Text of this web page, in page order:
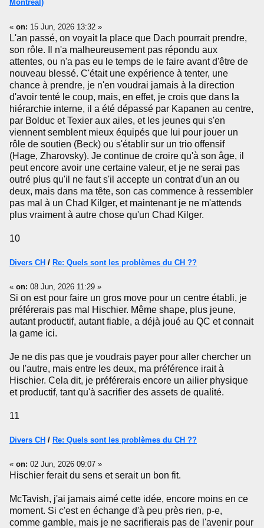
Montréal)
« on: 15 Jun, 2026 13:32 »
L'an passé, on voyait la place que Dach pourrait prendre,
son rôle. Il n'a malheureusement pas répondu aux
attentes, ou n'a pas eu le temps de le faire avant d'être de
nouveau blessé. C'était une expérience à tenter, une
chance à prendre, je n'en voudrai jamais à la direction
d'avoir tenté le coup, mais, en effet, je crois que dans la
hiérarchie interne, il a été dépassé par Kapanen au centre,
par Bolduc et Texier aux ailes, et les jeunes qui s'en
viennent semblent mieux équipés que lui pour jouer un
rôle de soutien (Beck) ou s'établir sur un trio offensif
(Hage, Zharovsky). Je continue de croire qu'à son âge, il
peut encore avoir une certaine valeur, et je ne serai pas
outré plus qu'il ne faut s'il accepte un contrat d'un an ou
deux, mais dans ma tête, son cas commence à ressembler
pas mal à un Chad Kilger, et maintenant je ne m'attends
plus vraiment à autre chose qu'un Chad Kilger.
10
Divers CH / Re: Quels sont les problèmes du CH ??
« on: 08 Jun, 2026 11:29 »
Si on est pour faire un gros move pour un centre établi, je
préférerais pas mal Hischier. Même shape, plus jeune,
autant productif, autant fiable, a déjà joué au QC et connait
la game ici.
Je ne dis pas que je voudrais payer pour aller chercher un
ou l'autre, mais entre les deux, ma préférence irait à
Hischier. Cela dit, je préférerais encore un ailier physique
et productif, tant qu'à sacrifier des assets de qualité.
11
Divers CH / Re: Quels sont les problèmes du CH ??
« on: 02 Jun, 2026 09:07 »
Hischier ferait du sens et serait un bon fit.
McTavish, j'ai jamais aimé cette idée, encore moins en ce
moment. Si c'est en échange d'à peu près rien, p-e,
comme gamble, mais je ne sacrifierais pas de l'avenir pour